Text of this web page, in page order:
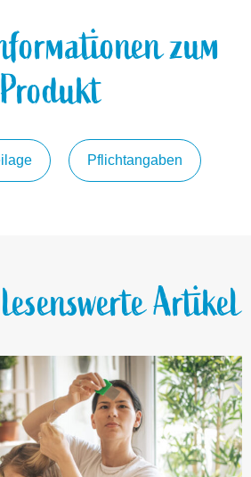
zum
Produkt
Pflichtangaben
Artikel